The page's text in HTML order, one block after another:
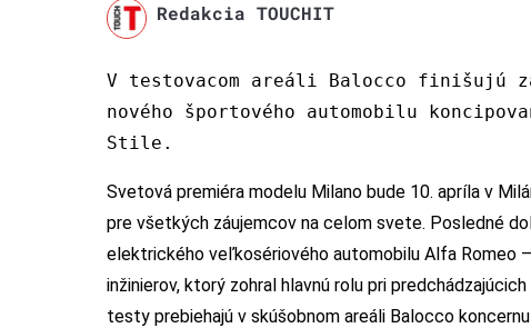
Redakcia TOUCHIT
V testovacom areáli Balocco finišujú
nového športového automobilu
Stile.
Svetová premiéra modelu Milano bude 10. apríla v
pre všetkých záujemcov na celom svete. Posledné
elektrického veľkosériového automobilu Alfa Romeo
inžinierov, ktorý zohral hlavnú rolu pri
testy prebiehajú v skúšobnom areáli Balocco